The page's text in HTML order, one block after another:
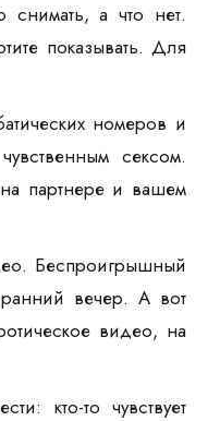
снимать, а что нет.
показывать. Для
номеров и
сексом.
на партнере и вашем
Беспроигрышный
вечер. А вот
видео, на
кто-то чувствует